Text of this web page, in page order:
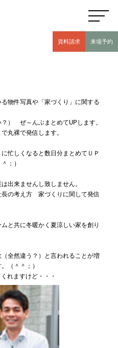
長日記(豊中市 モデルハウス有)
資料請求 来場予約
物件写真や「家づくり」に関する
） ぜ～んぶまとめてUPします。
丸裸で発信します。
忙しくなると数日分まとめてＵＰ
；）
出来ませんし致しません。
長の考え方 家づくりに関して発信
と共に冬暖かく夏涼しい家を創り
然違う？）と言われることが増
（＾＾；）
れますけど・・・